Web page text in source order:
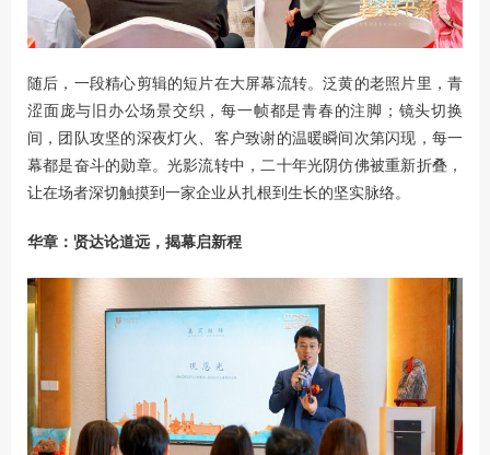
随后，一段精心剪辑的短片在大屏幕流转。泛黄的老照片里，青
涩面庞与旧办公场景交织，每一帧都是青春的注脚；镜头切换
间，团队攻坚的深夜灯火、客户致谢的温暖瞬间次第闪现，每一
幕都是奋斗的勋章。光影流转中，二十年光阴仿佛被重新折叠，
让在场者深切触摸到一家企业从扎根到生长的坚实脉络。
华章：贤达论道远，揭幕启新程